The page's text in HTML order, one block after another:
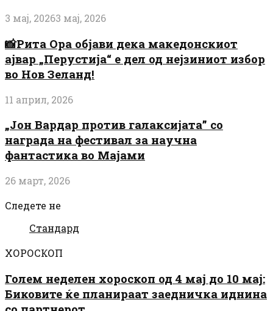
3 мај, 20263 мај, 2026
📸Рита Ора објави дека македонскиот
ајвар „Перустија“ е дел од нејзиниот избор
во Нов Зеланд!
11 април, 2026
„Јон Вардар против галаксијата” со
награда на фестивал за научна
фантастика во Мајами
26 март, 2026
Следете не
Стандард
ХОРОСКОП
Голем неделен хороскоп од 4 мај до 10 мај:
Биковите ќе планираат заедничка иднина